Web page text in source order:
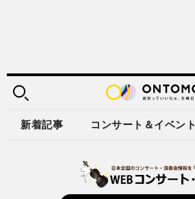
新着記事 コンサート＆イベント